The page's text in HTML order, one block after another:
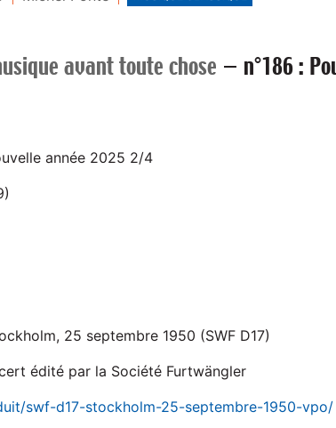
avant toute chose — n°186 :
année 2025 2/4
25 septembre 1950 (SWF D17)
édité par la Société Furtwängler
swf-d17-stockholm-25-septembre-1950-vpo/